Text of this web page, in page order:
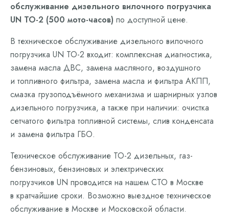
обслуживание дизельного вилочного погрузчика
UN ТО-2 (500 мото-часов) по доступной цене.
В техническое обслуживание дизельного вилочного
погрузчика UN ТО-2 входит: комплексная диагностика,
замена масла ДВС, замена масляного, воздушного
и топливного фильтра, замена масла и фильтра АКПП,
смазка грузоподъёмного механизма и шарнирных узлов
дизельного погрузчика, а также при наличии: очистка
сетчатого фильтра топливной системы, слив конденсата
и замена фильтра ГБО.
Техническое обслуживание ТО-2 дизельных, газ-
бензиновых, бензиновых и электрических
погрузчиков UN проводится на нашем СТО в Москве
в кратчайшие сроки. Возможно выездное техническое
обслуживание в Москве и Московской области.